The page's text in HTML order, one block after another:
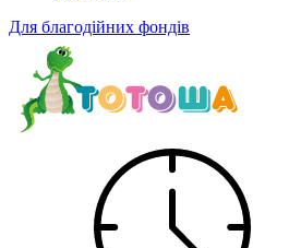
Для благодійних фондів